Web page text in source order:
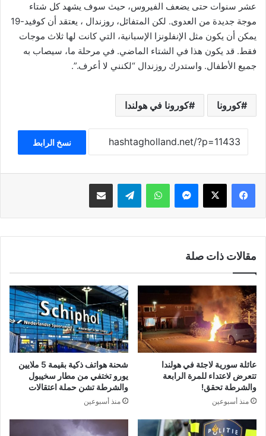
عشر سنوات حتى يضعف الفيروس، حيث سوف يشهد كل شتاء
موجة جديدة من العدوى. لكن المتفائل، روزندال ، يعتقد أن كوفيد-19
يمكن أن يكون مثل الإنفلونزا الإسبانية، التي كانت لها ثلاث موجات
فقط. قد يكون هذا في الشتاء الماضي. في مرحلة ما، سيصاب به
جميع الأطفال. واستدرك روزندال “لكنني لا أعرف.”.
كورونا كورونا في هولندا
نسخ الرابط
فيسبوك ‫X ماسنجر واتساب تيلقرام مشاركة عبر البريد
مقالات ذات صلة
عائلة سورية لاجئة في هولندا
تتعرض لاعتداء للمرة الرابعة
والشرطة تحقق!
منذ أسبوعين
شحنة هواتف ذكية بقيمة 5 ملايين
يورو تختفي من مطار سخيبول
والشرطة تشن حملة اعتقالات
منذ أسبوعين